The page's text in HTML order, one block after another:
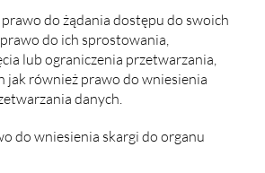
do żądania dostępu do swoich
do ich sprostowania,
lub ograniczenia przetwarzania,
jak również prawo do wniesienia
danych.
do wniesienia skargi do organu